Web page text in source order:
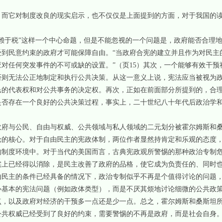
它对制度改良的现实启示，也不仅仅是上面提到的方面，对于我国的
于税”这样一个中心命题，但是不能忽视的一个问题是，政府能否合理
民意约束的政府才可能保障自由。“当政府合宪的建立并且作为对民
任何突发事件的不可或缺的设置。”（页15）其次，一个能够有效干
无法公正地制定和执行公共决策。从这一意义上说，宪法应当被视为
代表权和对公共事务的决定权。再次，正如在前面部分所提到的，合
存在一个良好的公共决策过程，事实上，二十世纪八十年代后政治学
与公民、自由与权威、公共领域与私人领域的二元划分被霍尔姆斯和
核心。对于自由民主的宪政体制，两位作者显然持肯定和乐观的态度
度环境中。对于当代的美国而言，古典宪政观所警惕的那种政治专制
已经得以消除，是民主改善了政府的品格，使它成为负责任的、同时
主的条件已经具备的情况下，政治专制似乎不再是个值得讨论的问题
本的宪法问题（例如政体类型），而是不厌其烦地讨论细微的公共政
以及政府对经济的干预多一点还是少一点。总之，霍尔姆斯和桑斯坦
权威已经受到了良好的约束，需要警惕的不再是政府，而是社会自身